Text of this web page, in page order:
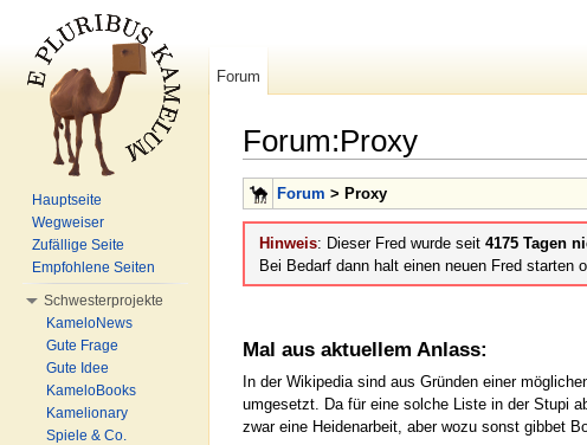
Forum:Proxy
Forum > Proxy
Hinweis: Dieser Fred wurde seit 4175 Tagen
Bei Bedarf dann halt einen neuen Fred starten
Mal aus aktuellem Anlass:
In der Wikipedia sind aus Gründen einer
umgesetzt. Da für eine solche Liste in der Stupi
zwar eine Heidenarbeit, aber wozu sonst gibbet
Forum
Hauptseite
Wegweiser
Zufällige Seite
Empfohlene Seiten
Schwesterprojekte
KameloNews
Gute Frage
Gute Idee
KameloBooks
Kamelionary
Spiele & Co.